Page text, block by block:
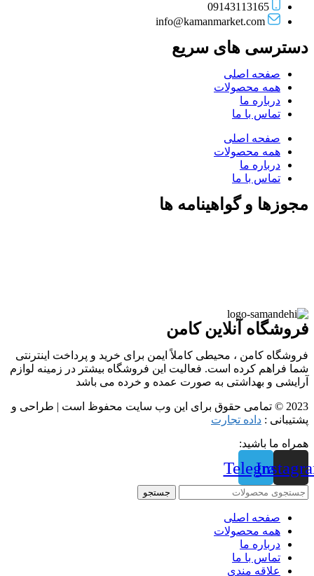
09143113165
info@kamanmarket.com
دسترسی های سریع
صفحه اصلی
همه محصولات
درباره ما
تماس با ما
صفحه اصلی
همه محصولات
درباره ما
تماس با ما
مجوزها و گواهینامه ها
فروشگاه آنلاین کامن
فروشگاه کامن ، محیطی کاملاً ایمن برای خرید و پرداخت اینترنتی
شما فراهم کرده است. فعالیت این فروشگاه بیشتر در زمینه لوازم
آرایشی و بهداشتی به صورت عمده و خرده می باشد
2023 © تمامی حقوق برای این وب سایت محفوظ است | طراحی و
پشتیبانی : داده تجارت
همراه ما باشید:
Telegram
جستجو
صفحه اصلی
همه محصولات
درباره ما
تماس با ما
علاقه مندی